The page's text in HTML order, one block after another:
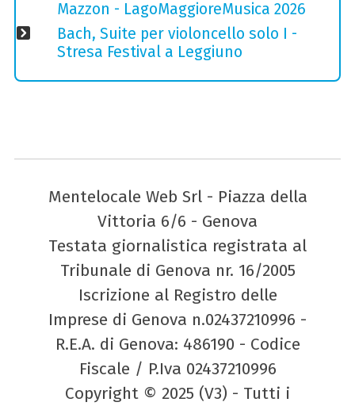
Mazzon - LagoMaggioreMusica 2026
Bach, Suite per violoncello solo I -
Stresa Festival a Leggiuno
Mentelocale Web Srl - Piazza della
Vittoria 6/6 - Genova
Testata giornalistica registrata al
Tribunale di Genova nr. 16/2005
Iscrizione al Registro delle
Imprese di Genova n.02437210996 -
R.E.A. di Genova: 486190 - Codice
Fiscale / P.Iva 02437210996
Copyright © 2025 (V3) - Tutti i